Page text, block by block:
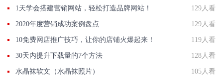
1天学会搭建营销网站，轻松打造品牌网站！ 129人看
2020年度营销成功案例盘点 129人看
10免费网店推广技巧，让你的店铺火爆起来！ 119人看
30天内提升下载量的7个方法 128人看
水晶袜软文（水晶袜照片） 105人看